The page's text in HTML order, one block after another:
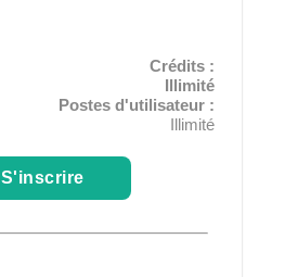
Crédits :
Illimité
Postes d'utilisateur :
Illimité
S'inscrire